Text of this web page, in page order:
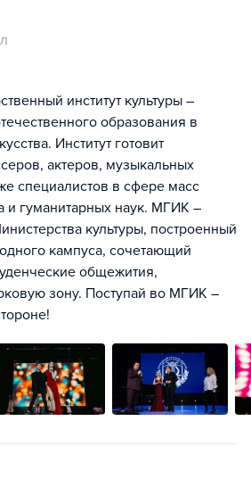
институт культуры –
образования в
Институт готовит
актеров, музыкальных
специалистов в сфере масс
и гуманитарных наук. МГИК –
культуры, построенный
кампуса, сочетающий
общежития,
зону. Поступай во МГИК –